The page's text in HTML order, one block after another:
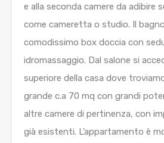
e alla seconda camere da adibire
come cameretta o studio. Il
comodissimo box doccia con
idromassaggio. Dal salone si
superiore della casa dove
grande c.a 70 mq con grandi
altre camere di pertinenza, con
già esistenti. L’appartamento è